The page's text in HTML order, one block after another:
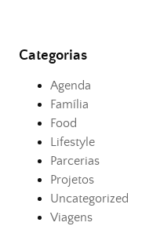
Categorias
Agenda
Família
Food
Lifestyle
Parcerias
Projetos
Uncategorized
Viagens